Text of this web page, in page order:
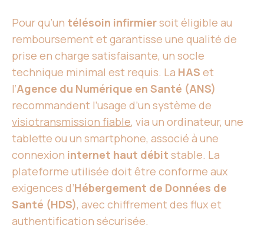
Pour qu’un télésoin infirmiersoit éligible au
remboursement et garantisse une qualité de
prise en charge satisfaisante, un socle
technique minimal est requis. La HAS et
l’Agence du Numérique en Santé (ANS)
recommandent l’usage d’un système de
visiotransmission fiable, via un ordinateur, une
tablette ou un smartphone, associé à une
connexion internet haut débit stable. La
plateforme utilisée doit être conforme aux
exigences d’Hébergement de Données de
Santé (HDS), avec chiffrement des flux et
authentification sécurisée.